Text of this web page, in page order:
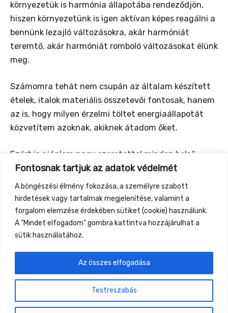
Fontosnak tartjuk az adatok védelmét
A böngészési élmény fokozása, a személyre szabott
hirdetések vagy tartalmak megjelenítése, valamint a
forgalom elemzése érdekében sütiket (cookie) használunk.
A "Mindet elfogadom" gombra kattintva hozzájárulhat a
sütik használatához.
Testreszabás
Az összes elfogadása
környezetük is harmónia állapotába rendeződjön,
hiszen környezetünk is igen aktívan képes reagálni a
bennünk lezajló változásokra, akár harmóniát
teremtő, akár harmóniát romboló változásokat élünk
meg.
Számomra tehát nem csupán az általam készített
ételek, italok materiális összetevői fontosak, hanem
az is, hogy milyen érzelmi töltet energiaállapotát
közvetítem azoknak, akiknek átadom őket.
Ezért is ajánlom nagy szeretettel minden belső
harmóniáját megteremteni kívánó embertársamnak
az élő energiával való táplálkozás egyénre szabott,
harmóniába rendező instrukcióiról szóló
előadásaimat, tanfolyamaimat!
Previous Event
Gyüttment Találkozó, 2026. augusztus 27-30.,
Csobánkapuszta